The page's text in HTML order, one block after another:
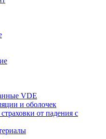
VDE
и оболочек
от падения с